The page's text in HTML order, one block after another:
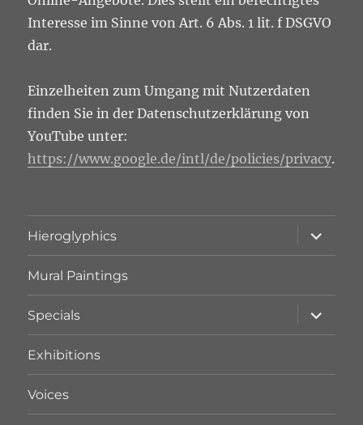
Interesse im Sinne von Art. 6 Abs. 1 lit. f DSGVO
dar.
Einzelheiten zum Umgang mit Nutzerdaten
finden Sie in der Datenschutzerklärung von
YouTube unter:
https://www.google.de/intl/de/policies/privacy.
Hieroglyphics
expand
child
menu
Mural Paintings
Specials
expand
child
menu
Exhibitions
Voices